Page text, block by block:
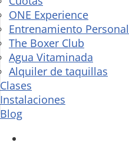
ONE Experience
Entrenamiento Personal
The Boxer Club
Agua Vitaminada
Alquiler de taquillas
Clases
Instalaciones
Blog